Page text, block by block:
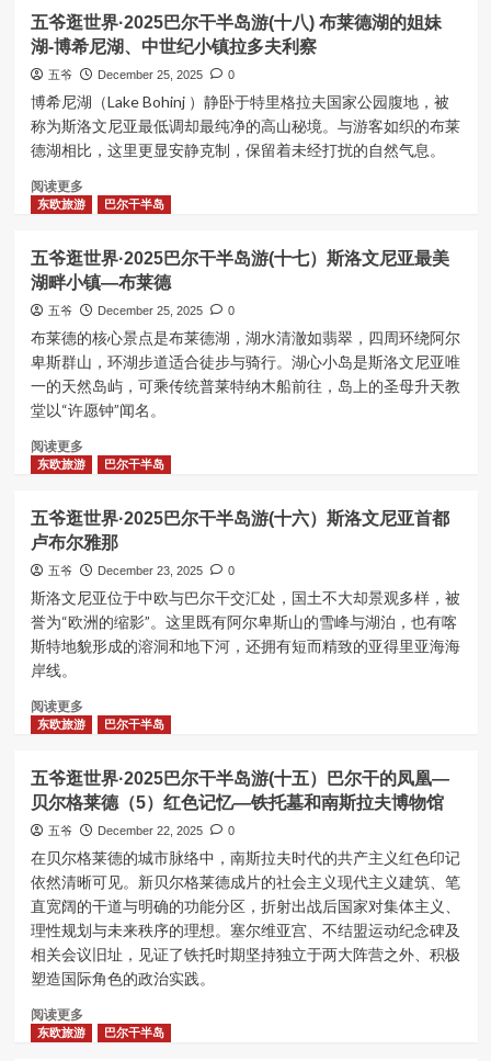
普
利
特
十）
克
地
亚
十
六
国
家
园
五
爷
逛
世
界
·2025
巴
尔
半
岛
(十
九）
克
地
亚
首
都
格
勒
铁
托
家
乡
库
姆
罗
维
五爷逛世界·2025巴尔干半岛游(十八) 布莱德湖的姐妹
湖-博希尼湖、中世纪小镇拉多夫利察
五爷 December 25, 2025 0
博希尼湖（Lake Bohinj ）静卧于特里格拉夫国家公园腹地，被
称为斯洛文尼亚最低调却最纯净的高山秘境。与游客如织的布莱
德湖相比，这里更显安静克制，保留着未经打扰的自然气息。
阅读更多Read
more
五
爷
逛
世
界
·2025
巴
尔
干
岛
游
八)
布
德
湖
的
姐
博
希
湖、
中
世
纪
小
镇
拉
多
夫
利
察
东欧旅游 巴尔干半岛
五爷逛世界·2025巴尔干半岛游(十七）斯洛文尼亚最美
湖畔小镇—布莱德
五爷 December 25, 2025 0
布莱德的核心景点是布莱德湖，湖水清澈如翡翠，四周环绕阿尔
卑斯群山，环湖步道适合徒步与骑行。湖心小岛是斯洛文尼亚唯
一的天然岛屿，可乘传统普莱特纳木船前往，岛上的圣母升天教
堂以“许愿钟”闻名。
阅读更多Read
more
五
爷
逛
世
界
·2025
巴
尔
岛
游
七）
斯
文
尼
亚
最
美
湖
畔
小
—
布
东欧旅游 巴尔干半岛
五爷逛世界·2025巴尔干半岛游(十六）斯洛文尼亚首都
卢布尔雅那
五爷 December 23, 2025 0
斯洛文尼亚位于中欧与巴尔干交汇处，国土不大却景观多样，被
誉为“欧洲的缩影”。这里既有阿尔卑斯山的雪峰与湖泊，也有喀
斯特地貌形成的溶洞和地下河，还拥有短而精致的亚得里亚海海
岸线。
阅读更多Read
more
五
爷
逛
世
界
·2025
巴
尔
干
半
岛
(十
六）
东欧旅游 巴尔干半岛
五爷逛世界·2025巴尔干半岛游(十五）巴尔干的凤凰—
贝尔格莱德（5）红色记忆—铁托墓和南斯拉夫博物馆
五爷 December 22, 2025 0
在贝尔格莱德的城市脉络中，南斯拉夫时代的共产主义红色印记
依然清晰可见。新贝尔格莱德成片的社会主义现代主义建筑、笔
直宽阔的干道与明确的功能分区，折射出战后国家对集体主义、
理性规划与未来秩序的理想。塞尔维亚宫、不结盟运动纪念碑及
相关会议旧址，见证了铁托时期坚持独立于两大阵营之外、积极
塑造国际角色的政治实践。
阅读更多Read
more
东欧旅游 巴尔干半岛